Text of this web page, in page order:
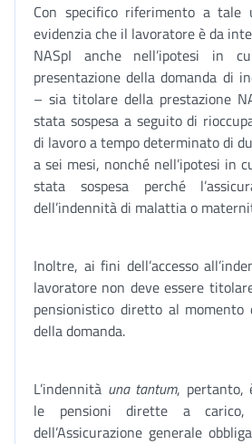
Con specifico riferimento a tale
evidenzia che il lavoratore è da
NASpI anche nell’ipotesi in
presentazione della domanda di
– sia titolare della prestazione
stata sospesa a seguito di
di lavoro a tempo determinato di
a sei mesi, nonché nell’ipotesi in
stata sospesa perché
dell’indennità di malattia o
Inoltre, ai fini dell’accesso
lavoratore non deve essere
pensionistico diretto al momento
della domanda.
L’indennità una tantum, pertanto,
le pensioni dirette a
dell’Assicurazione generale